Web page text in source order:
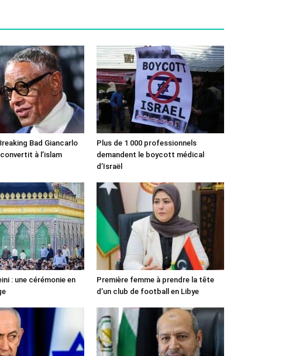
Bad Giancarlo
à l’islam
Plus de 1 000 professionnels
demandent le boycott médical
d’Israël
: une cérémonie en
Première femme à prendre la tête
d’un club de football en Libye